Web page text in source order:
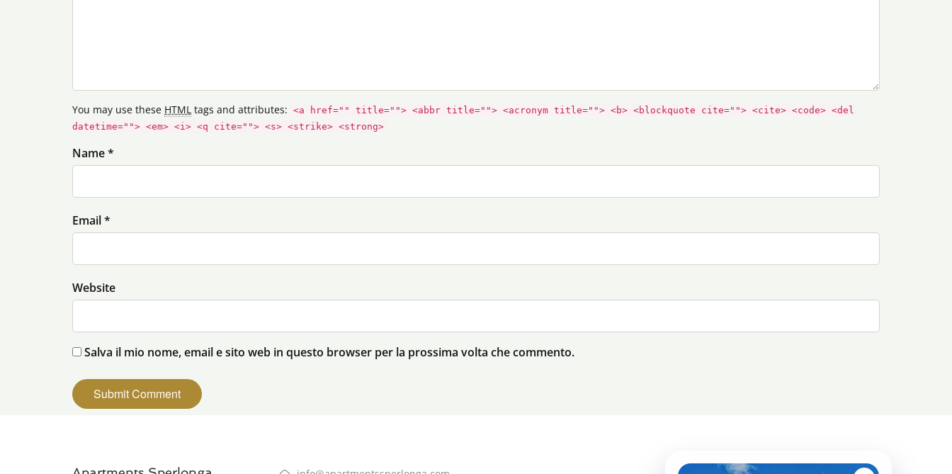
You may use these HTML tags and attributes: <a href="" title=""> <abbr title=""> <acronym title=""> <b> <blockquote cite=""> <cite> <code> <del
datetime=""> <em> <i> <q cite=""> <s> <strike> <strong>
Name *
Email *
Website
Salva il mio nome, email e sito web in questo browser per la prossima volta che commento.